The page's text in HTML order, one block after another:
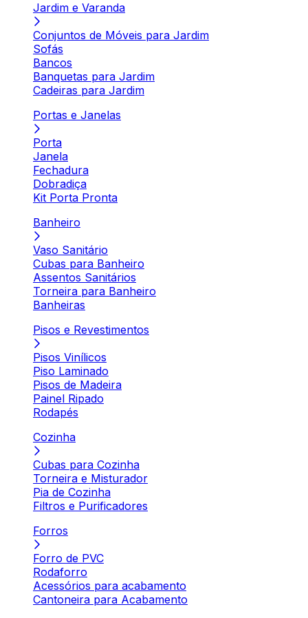
Jardim e Varanda
Conjuntos de Móveis para Jardim
Sofás
Bancos
Banquetas para Jardim
Cadeiras para Jardim
Portas e Janelas
Porta
Janela
Fechadura
Dobradiça
Kit Porta Pronta
Banheiro
Vaso Sanitário
Cubas para Banheiro
Assentos Sanitários
Torneira para Banheiro
Banheiras
Pisos e Revestimentos
Pisos Vinílicos
Piso Laminado
Pisos de Madeira
Painel Ripado
Rodapés
Cozinha
Cubas para Cozinha
Torneira e Misturador
Pia de Cozinha
Filtros e Purificadores
Forros
Forro de PVC
Rodaforro
Acessórios para acabamento
Cantoneira para Acabamento